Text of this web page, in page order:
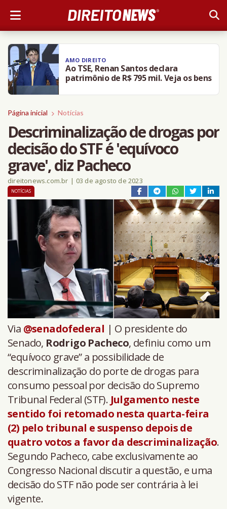
AMO DIREITO
Ao TSE, Renan Santos declara
patrimônio de R$ 795 mil. Veja os bens
Página inicial Notícias
Descriminalização de drogas por
decisão do STF é 'equívoco
grave', diz Pacheco
direitonews.com.br | 03 de agosto de 2023
NOTÍCIAS
Via @senadofederal | O presidente do
Senado, Rodrigo Pacheco, definiu como um
“equívoco grave” a possibilidade de
descriminalização do porte de drogas para
consumo pessoal por decisão do Supremo
Tribunal Federal (STF). Julgamento neste
sentido foi retomado nesta quarta-feira
(2) pelo tribunal e suspenso depois de
quatro votos a favor da descriminalização.
Segundo Pacheco, cabe exclusivamente ao
Congresso Nacional discutir a questão, e uma
decisão do STF não pode ser contrária à lei
vigente.